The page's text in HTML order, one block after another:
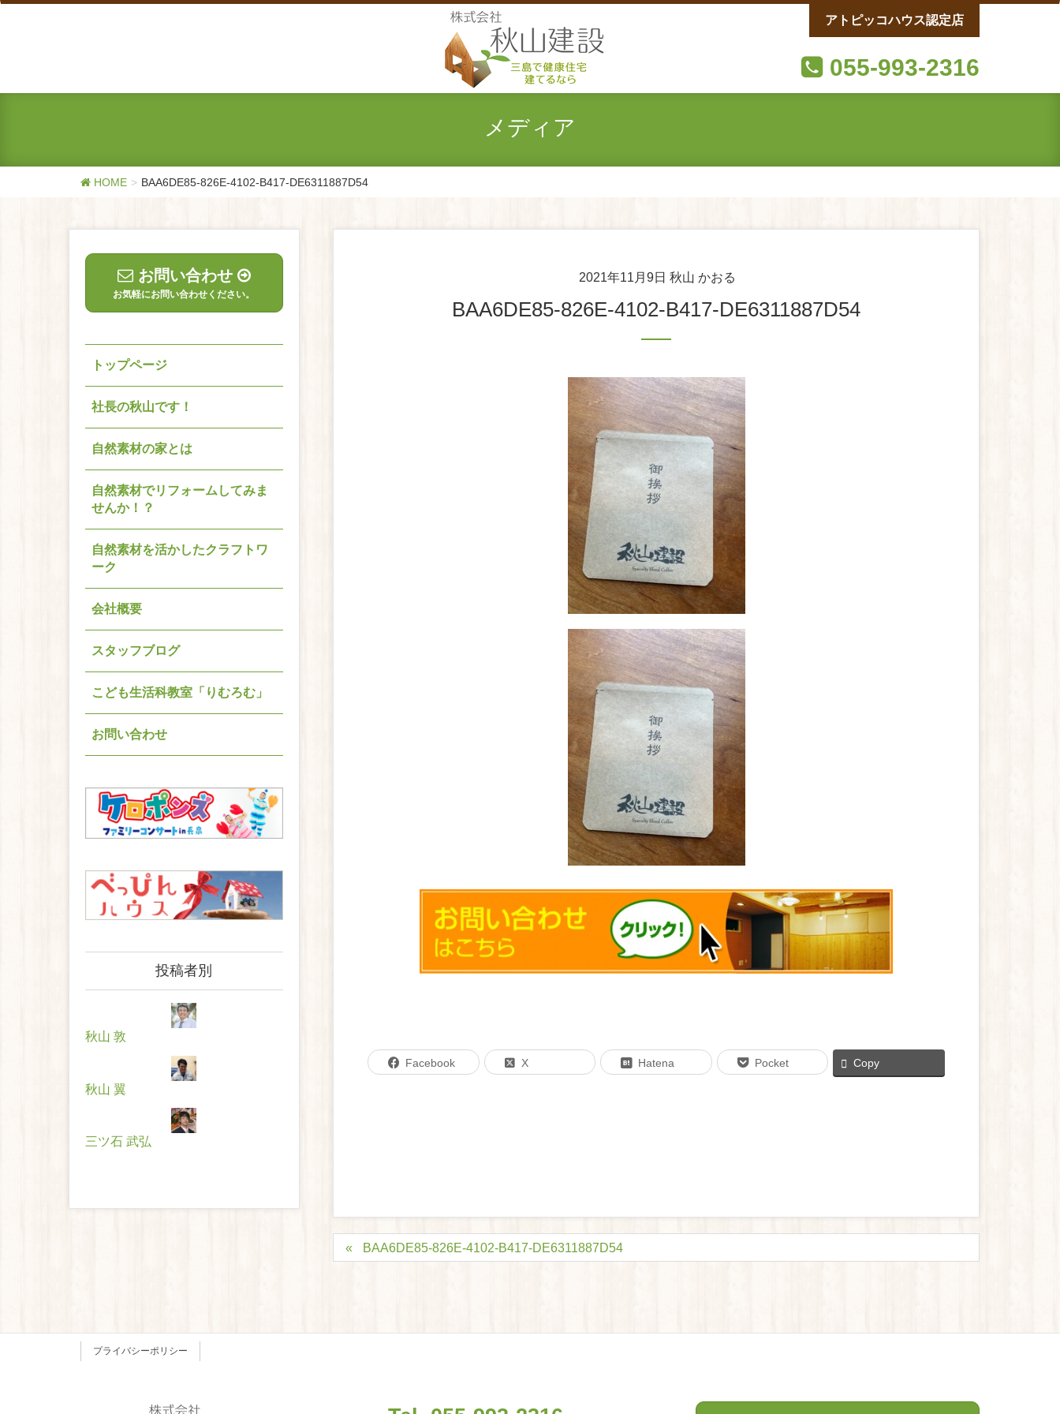
055-993-2316
アトピッコハウス認定店
メディア
HOME BAA6DE85-826E-4102-B417-DE6311887D54
2021年11月9日 秋山 かおる
BAA6DE85-826E-4102-B417-DE6311887D54
Facebook X Hatena Pocket Copy
BAA6DE85-826E-4102-B417-DE6311887D54
お問い合わせ
お気軽にお問い合わせください。
トップページ
社長の秋山です！
自然素材の家とは
自然素材でリフォームしてみま
せんか！？
自然素材を活かしたクラフトワ
ーク
会社概要
スタッフブログ
こども生活科教室「りむろむ」
お問い合わせ
投稿者別
秋山 敦
秋山 翼
三ツ石 武弘
プライバシーポリシー